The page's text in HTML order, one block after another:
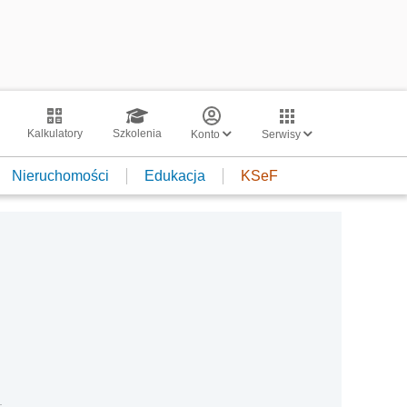
Kalkulatory Szkolenia Konto Serwisy
Nieruchomości Edukacja KSeF